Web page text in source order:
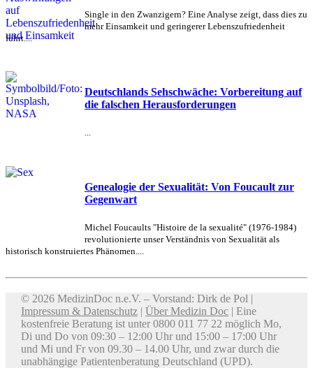
Single in den Zwanzigern? Eine Analyse zeigt, dass dies zu
mehr Einsamkeit und geringerer Lebenszufriedenheit
führt....
Deutschlands Sehschwäche: Vorbereitung auf
die falschen Herausforderungen
Genealogie der Sexualität: Von Foucault zur
Gegenwart
Michel Foucaults "Histoire de la sexualité" (1976-1984)
revolutionierte unser Verständnis von Sexualität als
historisch konstruiertes Phänomen....
© 2026 MedizinDoc n.e.V. – Vorstand: Dirk de Pol |
Impressum & Datenschutz | Über Medizin Doc | Eine
kostenfreie Beratung ist unter 0800 011 77 22 möglich Mo,
Di und Do von 09:30 – 12:00 Uhr und 15:00 – 17:00 Uhr
und Mi und Fr von 09.30 – 14.00 Uhr, und zwar durch die
unabhängige Patientenberatung Deutschland (UPD).